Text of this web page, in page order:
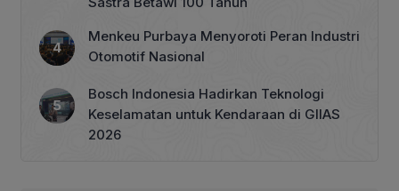
Menkeu Purbaya Menyoroti Peran Industri
Otomotif Nasional
Bosch Indonesia Hadirkan Teknologi
Keselamatan untuk Kendaraan di GIIAS
2026